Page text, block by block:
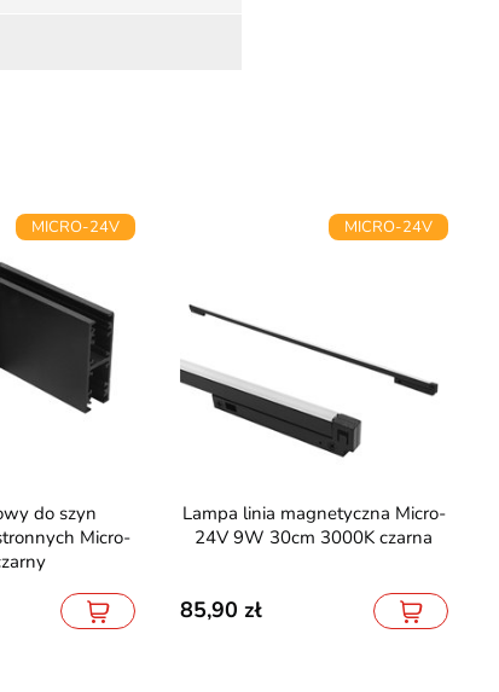
MICRO-24V
Micro-
MICRO-24V
Lampa linia magnetyczna Micro-
24V 9W 30cm 3000K czarna
85,90